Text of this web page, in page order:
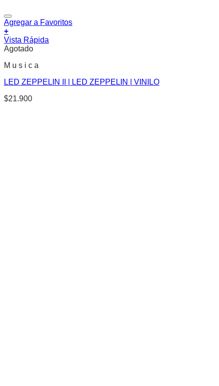
Agregar a Favoritos
+
Vista Rápida
Agotado
M u s i c a
LED ZEPPELIN II | LED ZEPPELIN | VINILO
$21.900